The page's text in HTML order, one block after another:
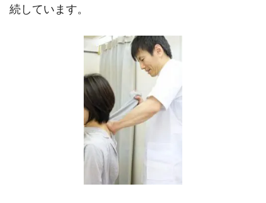
続しています。